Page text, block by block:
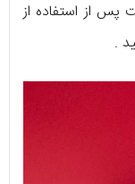
از استفاده از
.